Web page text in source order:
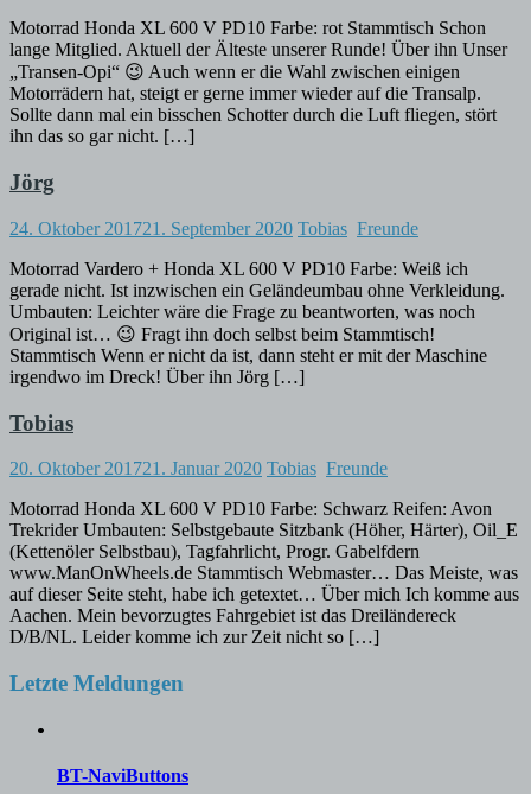
Motorrad Honda XL 600 V PD10 Farbe: rot Stammtisch Schon
lange Mitglied. Aktuell der Älteste unserer Runde! Über ihn Unser
„Transen-Opi“ 😉 Auch wenn er die Wahl zwischen einigen
Motorrädern hat, steigt er gerne immer wieder auf die Transalp.
Sollte dann mal ein bisschen Schotter durch die Luft fliegen, stört
ihn das so gar nicht. […]
Jörg
24. Oktober 201721. September 2020 Tobias Freunde
Motorrad Vardero + Honda XL 600 V PD10 Farbe: Weiß ich
gerade nicht. Ist inzwischen ein Geländeumbau ohne Verkleidung.
Umbauten: Leichter wäre die Frage zu beantworten, was noch
Original ist… 😉 Fragt ihn doch selbst beim Stammtisch!
Stammtisch Wenn er nicht da ist, dann steht er mit der Maschine
irgendwo im Dreck! Über ihn Jörg […]
Tobias
20. Oktober 201721. Januar 2020 Tobias Freunde
Motorrad Honda XL 600 V PD10 Farbe: Schwarz Reifen: Avon
Trekrider Umbauten: Selbstgebaute Sitzbank (Höher, Härter), Oil_E
(Kettenöler Selbstbau), Tagfahrlicht, Progr. Gabelfdern
www.ManOnWheels.de Stammtisch Webmaster… Das Meiste, was
auf dieser Seite steht, habe ich getextet… Über mich Ich komme aus
Aachen. Mein bevorzugtes Fahrgebiet ist das Dreiländereck
D/B/NL. Leider komme ich zur Zeit nicht so […]
Letzte Meldungen
BT-NaviButtons